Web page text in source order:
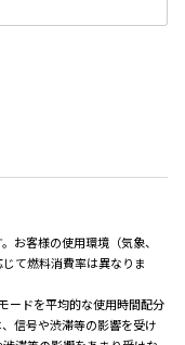
お客様の使用環境（気象、
て燃料消費率は異なりま
ードを平均的な使用時間配分
信号や渋滞等の影響を受け